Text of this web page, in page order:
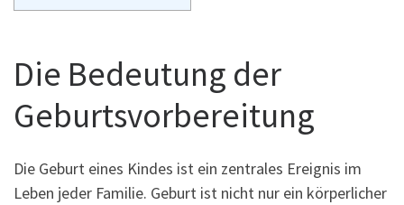
Die Bedeutung der
Geburtsvorbereitung
Die Geburt eines Kindes ist ein zentrales Ereignis im
Leben jeder Familie. Geburt ist nicht nur ein körperlicher